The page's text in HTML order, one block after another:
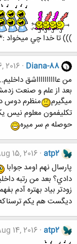
))) تا خدا چي ميخواد
Diana-88
2016
من عااااااااااشق
بعد از علم و صنعت
میگیرم
منظرم دوس
تکلیفمون معلوم نیس
حوصله م سر میره
atp2
15, 2016
پارسال نهم اومد جوابا
زودتر بياد بهتره آدم
ديگست هم يكم
atp2
14, 2016